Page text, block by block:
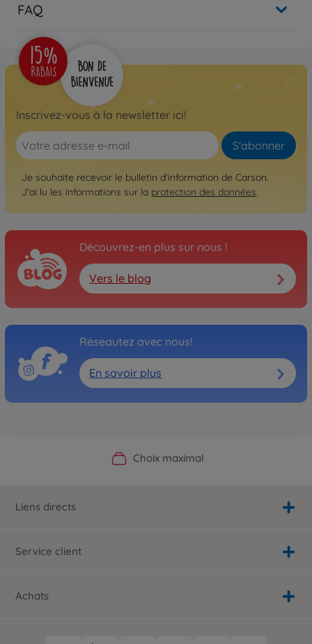
FAQ
Inscrivez-vous à la newsletter ici!
S'abonner
Je souhaite recevoir le bulletin d'information de Carson.
J'ai lu les informations sur la protection des données.
Découvrez-en plus sur nous !
Vers le blog
Réseautez avec nous!
En savoir plus
Boutique officielle du fabricant
Choix maximal
Service personnalisé
Livraison rapide
Liens directs
Service client
Achats